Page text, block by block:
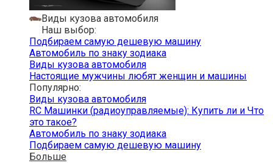
Виды кузова автомобиля
Наш выбор:
Подбираем самую дешевую машину
Автомобиль по знаку зодиака
Виды кузова автомобиля
Настоящие мужчины любят женщин и машины
Популярно:
Виды кузова автомобиля
RC Машинки (радиоуправляемые): Купить ли и Что
это такое?
Автомобиль по знаку зодиака
Подбираем самую дешевую машину
Больше